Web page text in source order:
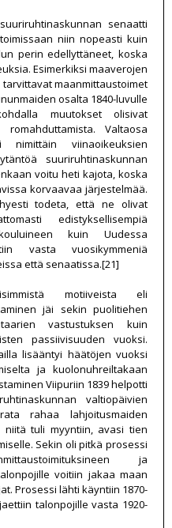
senaatti
niin nopeasti kuin
perin edellyttäneet, koska
Esimerkiksi maaverojen
maanmittaustoimet
osalta 1840-luvulle
muutokset olisivat
Valtaosa
viinaoikeuksien
suuriruhtinaskunnan
voitu heti kajota, koska
korvaavaa järjestelmää.
todeta, että ne olivat
edistyksellisempiä
kuin Uudessa
vasta vuosikymmeniä
että senaatissa.[21]
motiiveista eli
jäi sekin puolitiehen
vastustuksen kuin
passiivisuuden vuoksi.
lisääntyi häätöjen vuoksi
ja kuolonuhreiltakaan
Viipuriin 1839 helpotti
valtiopäivien
rahaa lahjoitusmaiden
tuli myyntiin, avasi tien
Sekin oli pitkä prosessi
ja
voitiin jakaa maan
Prosessi lähti käyntiin 1870-
talonpojille vasta 1920-